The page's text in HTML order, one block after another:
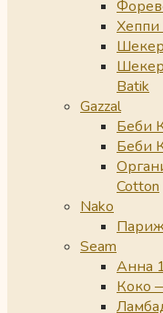
Хеппи
Batik
Gazzal
Беби
Беби
Cotton
Nako
Seam
Анна
Коко